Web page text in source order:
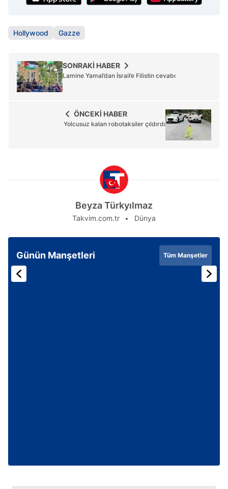
Hollywood Gazze
SONRAKİ HABER
Lamine Yamal’dan İsrail’e Filistin cevabı
ÖNCEKİ HABER
Yolcusuz kalan robotaksiler çıldırdı
Beyza Türkyılmaz
Takvim.com.tr Dünya
Günün Manşetleri Tüm Manşetler